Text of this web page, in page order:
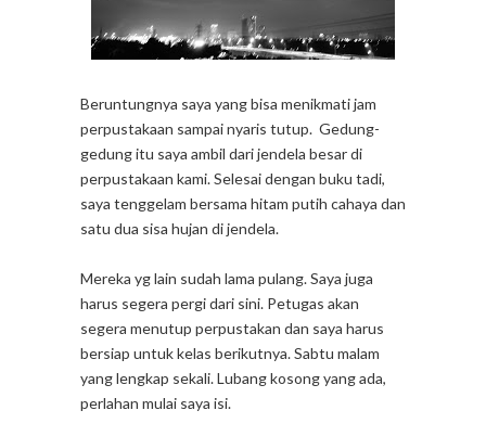
Beruntungnya saya yang bisa menikmati jam
perpustakaan sampai nyaris tutup. Gedung-
gedung itu saya ambil dari jendela besar di
perpustakaan kami. Selesai dengan buku tadi,
saya tenggelam bersama hitam putih cahaya dan
satu dua sisa hujan di jendela.
Mereka yg lain sudah lama pulang. Saya juga
harus segera pergi dari sini. Petugas akan
segera menutup perpustakan dan saya harus
bersiap untuk kelas berikutnya. Sabtu malam
yang lengkap sekali. Lubang kosong yang ada,
perlahan mulai saya isi.